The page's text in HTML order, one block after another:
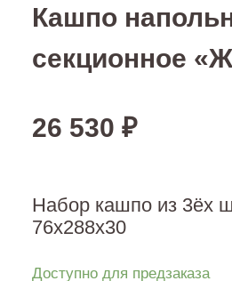
Кашпо
секционное
26 530 ₽
Набор кашпо из 3ёх
76х288х30
Доступно для предзаказа